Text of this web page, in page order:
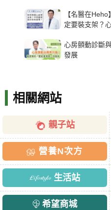
【名醫在
定要裝支架？
心房顫動診斷
發展
相關網站
親子站
營養N次方
生活站
希望商城